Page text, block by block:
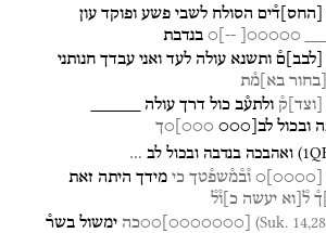
החס ד֯ים הסולח לשבי פשע ופוקד עון
○○○○○[
--]○ בנדבת
לבב ם֯ ותשנא עולה לעד ואני עבדך חנותני
בא]מ֯ת
וצד ק֯ ולתע֯ב כול דרך עולה
ובכול לב[○○○ ○○○]○ך
( ואהבכה בנדבה ובכול לב …
○○○○
○ ו֯ב֯מ֯שפ֯טך כי מידך היתה זאת
ך֯ ל֯[וא יעשה כ]ו֯ל֯
○○○○○○○ ○○כה ימשול בשר֯